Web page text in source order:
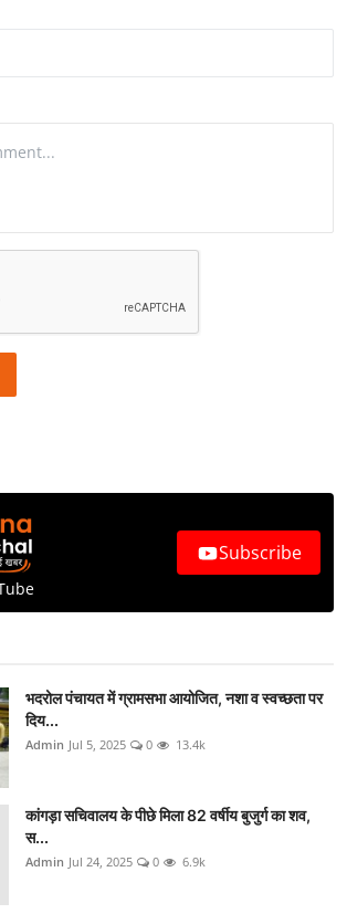
Subscribe
भदरोल पंचायत में ग्रामसभा आयोजित, नशा व स्वच्छता पर
दिय...
Admin Jul 5, 2025 0 13.4k
कांगड़ा सचिवालय के पीछे मिला 82 वर्षीय बुजुर्ग का शव,
स...
Admin Jul 24, 2025 0 6.9k